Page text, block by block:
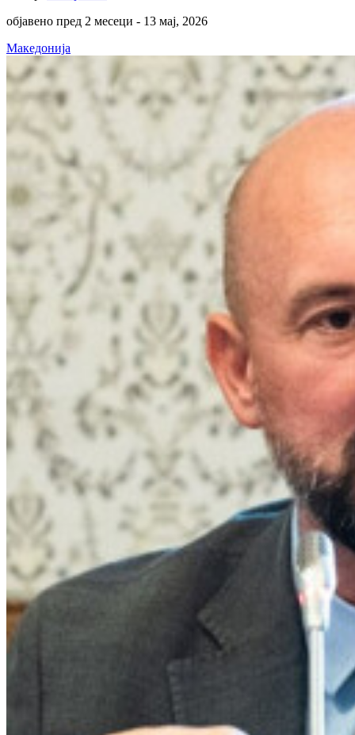
објавено пред 2 месеци - 13 мај, 2026
Македонија